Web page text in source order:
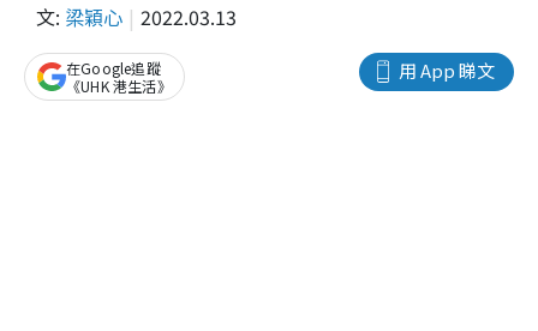
文: 梁穎心 2022.03.13
用 App 睇文
在Google追蹤
《UHK 港生活》